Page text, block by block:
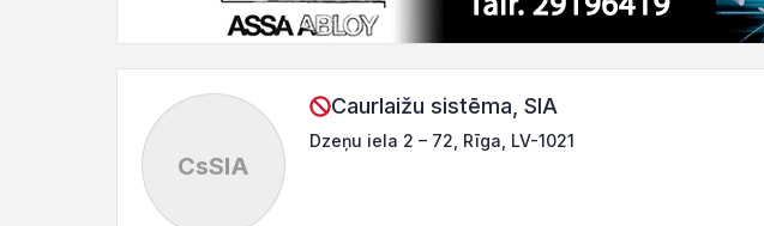
CsSIA
Caurlaižu sistēma, SIA
Dzeņu iela 2 – 72, Rīga, LV-1021